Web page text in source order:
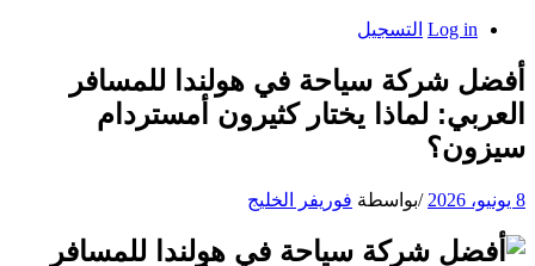
Log in التسجيل
أفضل شركة سياحة في هولندا للمسافر
العربي: لماذا يختار كثيرون أمستردام
سيزون؟
8 يونيو، 2026 /بواسطة فوريفر الخليج